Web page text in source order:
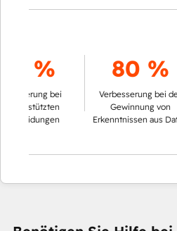
bei
80 %
Verbesserung bei der
Gewinnung von
Erkenntnissen aus Daten